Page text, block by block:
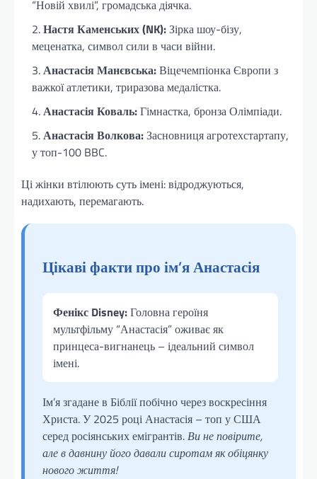
“Новій хвилі”, громадська діячка.
Настя Каменських (NK):Зірка шоу-бізу,
меценатка, символ сили в часи війни.
Анастасія Манєвська:Віцечемпіонка Європи з
важкої атлетики, триразова медалістка.
Анастасія Коваль:Гімнастка, бронза Олімпіади.
Анастасія Волкова:Засновниця агротехстартапу,
у топ-100 BBC.
Ці жінки втілюють суть імені: відроджуються,
надихають, перемагають.
Цікаві факти про ім’я Анастасія
Фенікс Disney:Головна героїня
мультфільму “Анастасія” оживає як
принцеса-вигнанець – ідеальний символ
імені.
Ім’я згадане в Біблії побічно через воскресіння
Христа. У 2025 році Анастасія – топ у США
серед росіянських емігрантів.Ви не повірите,
але в давнину його давали сиротам як обіцянку
нового життя!